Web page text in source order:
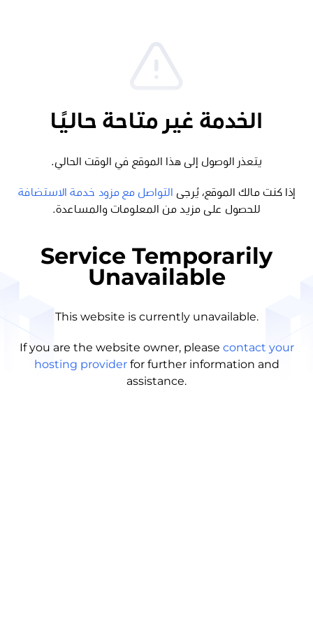
الخدمة غير متاحة حاليًا
يتعذر الوصول إلى هذا الموقع في الوقت الحالي.
إذا كنت مالك الموقع، يُرجى
التواصل مع مزود خدمة الاستضافة
للحصول على مزيد من المعلومات والمساعدة.
Service Temporarily
Unavailable
This website is currently unavailable.
If you are the website owner, please contact your
hosting provider for further information and
assistance.